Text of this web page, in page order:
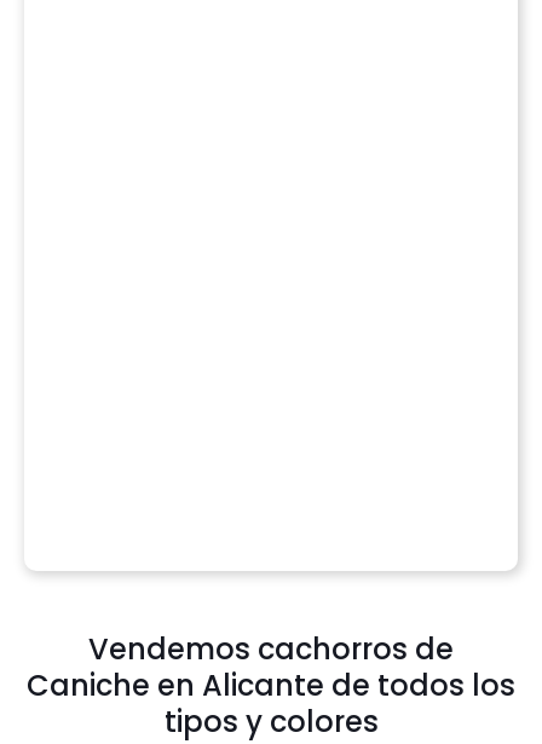
Vendemos cachorros de
Caniche en Alicante de todos los
tipos y colores